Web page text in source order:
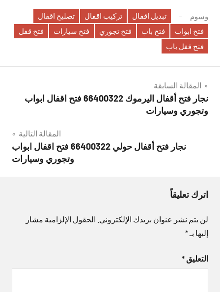
وسوم تبديل اقفال تركيب اقفال
تصليح اقفال
فتح ابواب
فتح باب فتح تجوري فتح سيارات
فتح قفل
فتح قفل باب
تصفّح
المقالات
المقالة السابقة
نجار فتح أقفال اليرموك 66400322 فتح اقفال ابواب
وتجوري وسيارات
المقالة التالية
نجار فتح أقفال حولي 66400322 فتح اقفال ابواب
وتجوري وسيارات
اترك تعليقاً
لن يتم نشر عنوان بريدك الإلكتروني. الحقول الإلزامية مشار
إليها بـ*
التعليق *